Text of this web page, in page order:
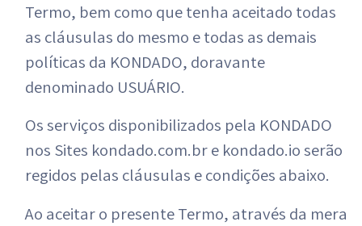
Termo, bem como que tenha aceitado todas
as cláusulas do mesmo e todas as demais
políticas da KONDADO, doravante
denominado USUÁRIO.
Os serviços disponibilizados pela KONDADO
nos Sites kondado.com.br e kondado.io serão
regidos pelas cláusulas e condições abaixo.
Ao aceitar o presente Termo, através da mera